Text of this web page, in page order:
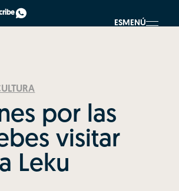
ESMENÚ
por las
visitar
Leku